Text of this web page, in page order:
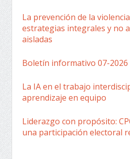
La prevención de la
estrategias integrales y no
aisladas
Boletín informativo 07-2026
La IA en el trabajo
aprendizaje en equipo
Liderazgo con propósito:
una participación electoral